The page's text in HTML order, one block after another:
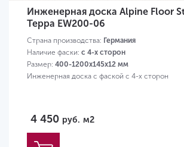
Инженерная доска Alpine Floor
Терра EW200-06
Страна производства: Германия
Наличие фаски: с 4-х сторон
Размер: 400-1200х145х12 мм
Инженерная доска с фаской с 4-х сторон
4 450 руб. м2